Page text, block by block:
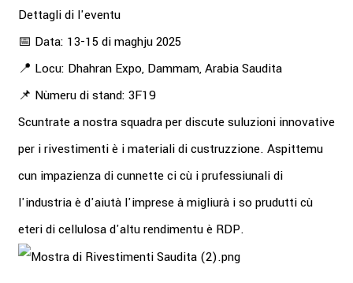
Dettagli di l'eventu
📅 Data: 13-15 di maghju 2025
📍 Locu: Dhahran Expo, Dammam, Arabia Saudita
📌 Nùmeru di stand: 3F19
Scuntrate a nostra squadra per discute suluzioni innovative
per i rivestimenti è i materiali di custruzzione. Aspittemu
cun impazienza di cunnette ci cù i prufessiunali di
l'industria è d'aiutà l'imprese à migliurà i so prudutti cù
eteri di cellulosa d'altu rendimentu è RDP.